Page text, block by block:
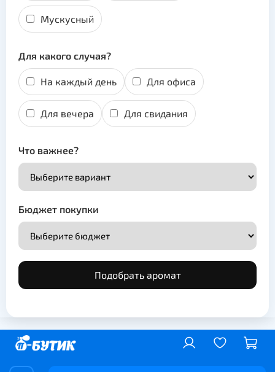
Мускусный
Для какого случая?
На каждый день Для офиса
Для вечера Для свидания
Что важнее?
Бюджет покупки
Подобрать аромат